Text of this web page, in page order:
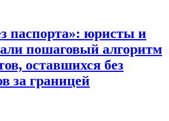
паспорта»: юристы и
пошаговый алгоритм
оставшихся без
за границей